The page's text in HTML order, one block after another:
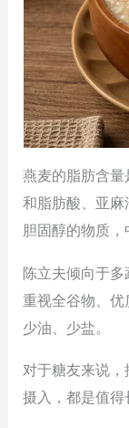
燕麦的脂肪含
和脂肪酸、亚
胆固醇的物质，
陈立夫倾向于
重视全谷物、优
少油、少盐。
对于糖友来说
摄入，都是值得